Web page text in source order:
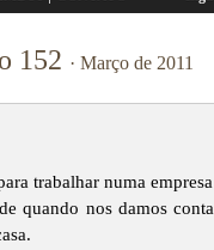
152 · Março de 2011
trabalhar numa
quando nos damos